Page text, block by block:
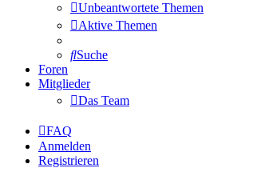
Unbeantwortete Themen
Aktive Themen
Suche
Foren
Mitglieder
Das Team
FAQ
Anmelden
Registrieren